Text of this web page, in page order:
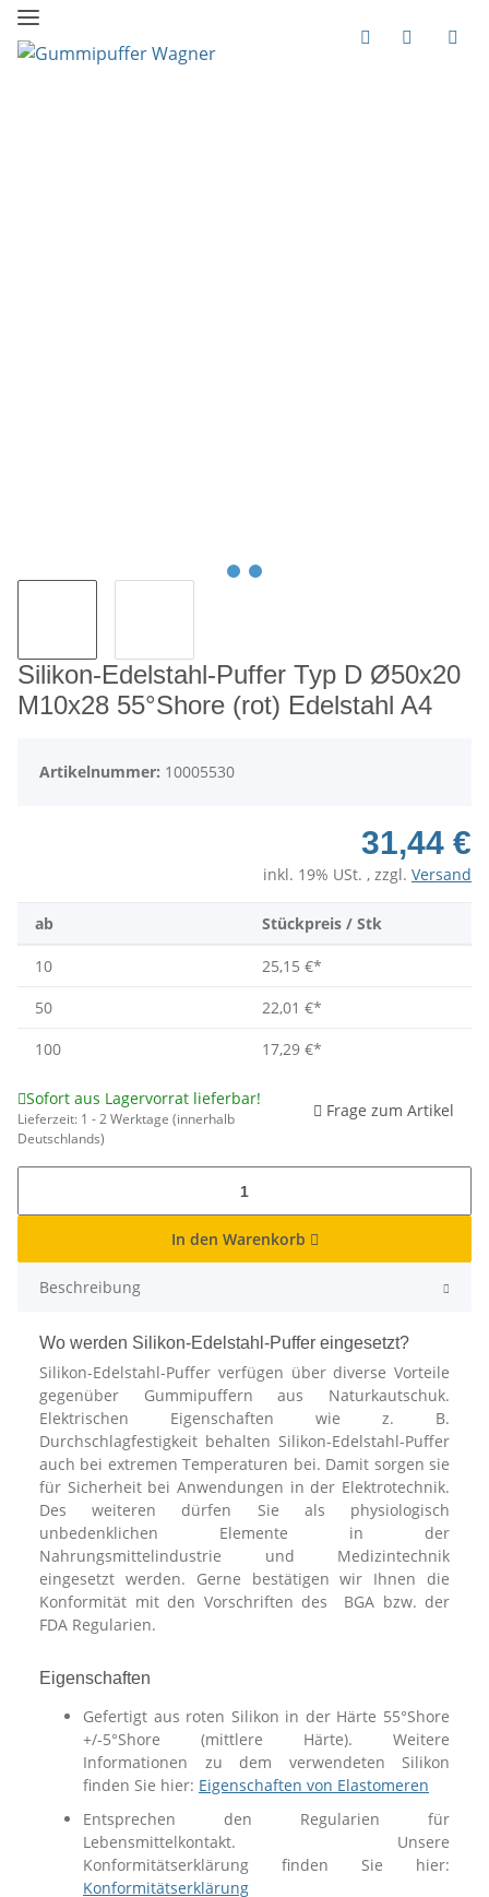
Silikon-Edelstahl-Puffer Typ D Ø50x20
M10x28 55°Shore (rot) Edelstahl A4
Artikelnummer: 10005530
31,44 €
inkl. 19% USt. , zzgl. Versand
ab Stückpreis / Stk
10 25,15 €*
50
22,01 €*
100
17,29 €*
Sofort aus Lagervorrat lieferbar!
Lieferzeit: 1 - 2 Werktage (innerhalb
Deutschlands)
Frage zum Artikel
In den Warenkorb
Beschreibung
Wo werden Silikon-Edelstahl-Puffer eingesetzt?
Silikon-Edelstahl-Puffer verfügen über diverse Vorteile
gegenüber Gummipuffern aus Naturkautschuk.
Elektrischen Eigenschaften wie z. B.
Durchschlagfestigkeit behalten Silikon-Edelstahl-Puffer
auch bei extremen Temperaturen bei. Damit sorgen sie
für Sicherheit bei Anwendungen in der Elektrotechnik.
Des weiteren dürfen Sie als physiologisch
unbedenklichen Elemente in der
Nahrungsmittelindustrie und Medizintechnik
eingesetzt werden. Gerne bestätigen wir Ihnen die
Konformität mit den Vorschriften des BGA bzw. der
FDA Regularien.
Eigenschaften
Gefertigt aus roten Silikon in der Härte 55°Shore
+/-5°Shore (mittlere Härte). Weitere
Informationen zu dem verwendeten Silikon
finden Sie hier: Eigenschaften von Elastomeren
Entsprechen den Regularien für
Lebensmittelkontakt. Unsere
Konformitätserklärung finden Sie hier:
Konformitätserklärung